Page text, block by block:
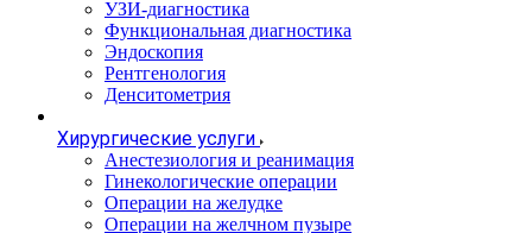
УЗИ-диагностика
Функциональная диагностика
Эндоскопия
Рентгенология
Денситометрия
Хирургические услуги
Анестезиология и реанимация
Гинекологические операции
Операции на желудке
Операции на желчном пузыре